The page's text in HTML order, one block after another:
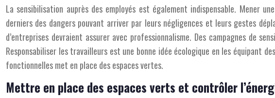
La sensibilisation auprès des employés est également indispensable. Mener
derniers des dangers pouvant arriver par leurs négligences et leurs gestes
d’entreprises devraient assurer avec professionnalisme. Des campagnes de
Responsabiliser les travailleurs est une bonne idée écologique en les équipant
fonctionnelles met en place des espaces vertes.
Mettre en place des espaces verts et contrôler